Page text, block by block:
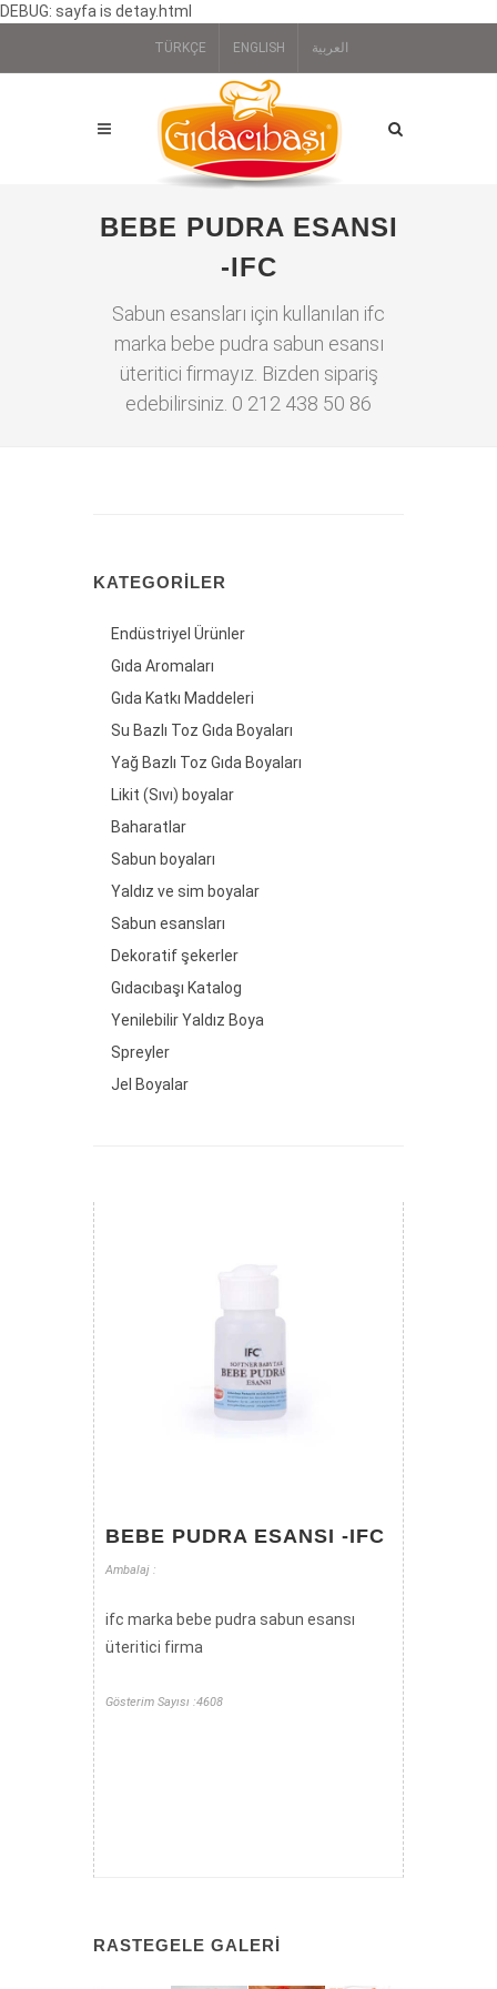
DEBUG: sayfa is detay.html
TÜRKÇE ENGLISH العربية
BEBE PUDRA ESANSI
-IFC
Sabun esansları için kullanılan ifc
marka bebe pudra sabun esansı
üteritici firmayız. Bizden sipariş
edebilirsiniz. 0 212 438 50 86
KATEGORILER
Endüstriyel Ürünler
Gıda Aromaları
Gıda Katkı Maddeleri
Su Bazlı Toz Gıda Boyaları
Yağ Bazlı Toz Gıda Boyaları
Likit (Sıvı) boyalar
Baharatlar
Sabun boyaları
Yaldız ve sim boyalar
Sabun esansları
Dekoratif şekerler
Gıdacıbaşı Katalog
Yenilebilir Yaldız Boya
Spreyler
Jel Boyalar
BEBE PUDRA ESANSI -IFC
Ambalaj :
ifc marka bebe pudra sabun esansı
üteritici firma
Gösterim Sayısı :4608
RASTEGELE GALERI